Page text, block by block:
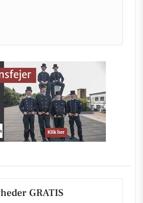
GRATIS